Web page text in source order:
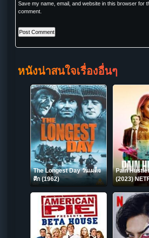
Save my name, email, and website in this browser for
comment.
หนังน่าสนใจเรื่องอื่นๆ
The Longest Day วันเผด็จ
ศึก (1962)
Pain
(2023)